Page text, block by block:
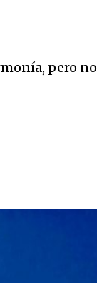
pero no